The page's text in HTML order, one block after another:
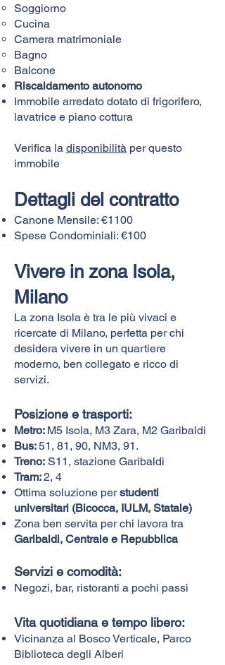
Soggiorno
Cucina
Camera matrimoniale
Bagno
Balcone
Riscaldamento autonomo
Immobile arredato dotato di frigorifero,
lavatrice e piano cottura
Verifica la disponibilità per questo
immobile
Dettagli del contratto
Canone Mensile: €1100
Spese Condominiali: €100
Vivere in zona Isola,
Milano
La zona Isola è tra le più vivaci e
ricercate di Milano, perfetta per chi
desidera vivere in un quartiere
moderno, ben collegato e ricco di
servizi.
Posizione e trasporti:​
Metro: M5 Isola, M3 Zara, M2 Garibaldi
Bus:51, 81, 90, NM3, 91.
Treno: S11, stazione Garibaldi
Tram:2, 4
Ottima soluzione perstudenti
universitari (Bicocca, IULM, Statale)
Zona ben servita per chi lavora tra
Garibaldi, Centrale e Repubblica
Servizi e comodità:
Negozi, bar, ristoranti a pochi passi
Vita quotidiana e tempo libero:
Vicinanza al Bosco Verticale, Parco
Biblioteca degli Alberi